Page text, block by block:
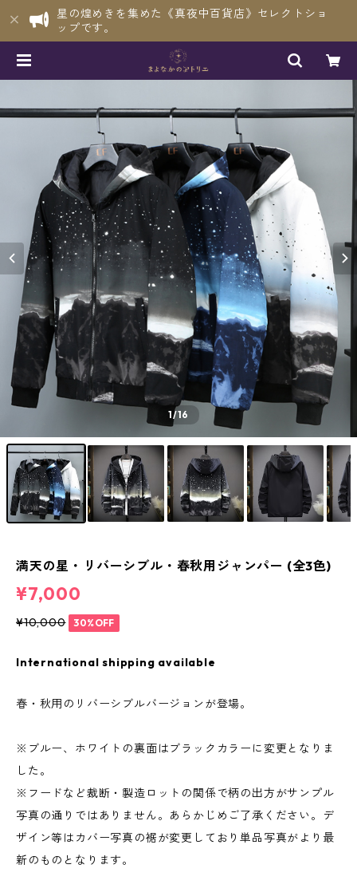
星の煌めきを集めた《真夜中百貨店》セレクトショ
ップです。
1/16
満天の星・リバーシブル・春秋用ジャンパー (全3色)
¥7,000
¥10,000 30%OFF
International shipping available
春・秋用のリバーシブルバージョンが登場。
※ブルー、ホワイトの裏面はブラックカラーに変更となりま
した。
※フードなど裁断・製造ロットの関係で柄の出方がサンプル
写真の通りではありません。あらかじめご了承ください。デ
ザイン等はカバー写真の裾が変更しており単品写真がより最
新のものとなります。